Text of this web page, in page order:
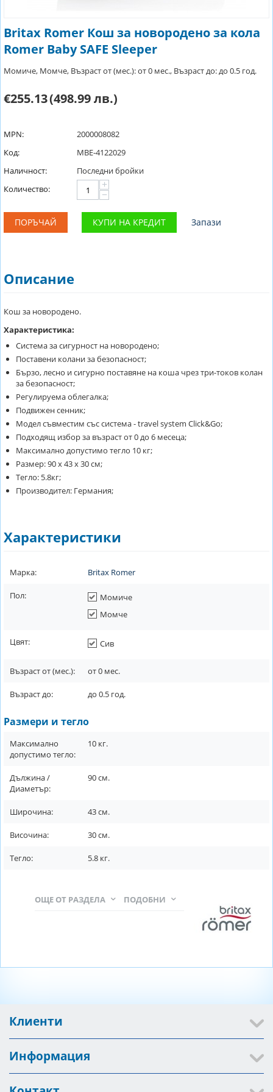
Britax Romer Кош за новородено за кола
Romer Baby SAFE Sleeper
Момиче, Момче, Възраст от (мес.): от 0 мес., Възраст до: до 0.5 год.
€255.13(498.99 лв.)
MPN:
2000008082
Код:
MBE-4122029
Наличност:
Последни бройки
Количество:
+
−
ПОРЪЧАЙ КУПИ НА КРЕДИТ Запази
Описание
Кош за новородено.
Характеристика:
Система за сигурност на новородено;
Поставени колани за безопасност;
Бързо, лесно и сигурно поставяне на коша чрез три-токов колан
за безопасност;
Регулируема облегалка;
Подвижен сенник;
Модел съвместим със система - travel system Click&Go;
Подходящ избор за възраст от 0 до 6 месеца;
Максимално допустимо тегло 10 кг;
Размер: 90 х 43 х 30 см;
Тегло: 5.8кг;
Производител: Германия;
Характеристики
Марка: Britax Romer
Пол:
Момиче
Момче
Цвят: Сив
Възраст от (мес.): от0 мес.
Възраст до: до 0.5 год.
Размери и тегло
Максимално
допустимо тегло:
10 кг.
Дължина /
Диаметър:
90см.
Широчина: 43см.
Височина: 30см.
Тегло: 5.8 кг.
ПОДОБНИ
ОЩЕ ОТ РАЗДЕЛА
Клиенти
Информация